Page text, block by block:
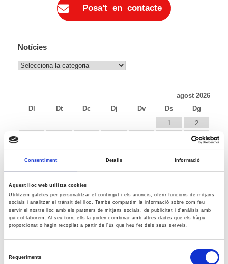
Consentiment Detalls Informació
Aquest lloc web utilitza cookies
Utilitzem galetes per personalitzar el contingut i els anuncis, oferir funcions de mitjans
socials i analitzar el trànsit del lloc. També compartim la informació sobre com feu
servir el nostre lloc amb els partners de mitjans socials, de publicitat i d'anàlisis amb
qui col·laborem. Al seu torn, ells la poden combinar amb altres dades que els hàgiu
proporcionat o hagin recopilat a partir de l'ús que heu fet dels seus serveis.
Requeriments
Posa't en contacte
Notícies
Notícies
agost 2026
Dl
Dt Dc Dj Dv Ds
Dg
1
2
9
10
11 12 13 14 15
16
17
18 20
23
31
« jul.
Esdeveniment: Europa Social. 40 anys d’Europa